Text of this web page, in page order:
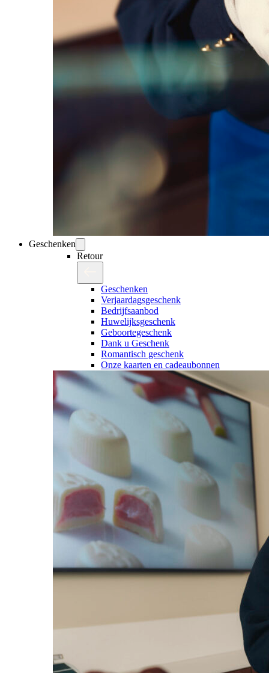
Geschenken
Retour
Geschenken
Verjaardagsgeschenk
Bedrijfsaanbod
Huwelijksgeschenk
Geboortegeschenk
Dank u Geschenk
Romantisch geschenk
Onze kaarten en cadeaubonnen